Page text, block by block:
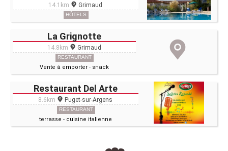
14.1km Grimaud
HÔTELS
La Grignotte
14.8km Grimaud
RESTAURANT
Vente à emporter - snack
Restaurant Del Arte
8.6km Puget-sur-Argens
RESTAURANT
terrasse - cuisine italienne